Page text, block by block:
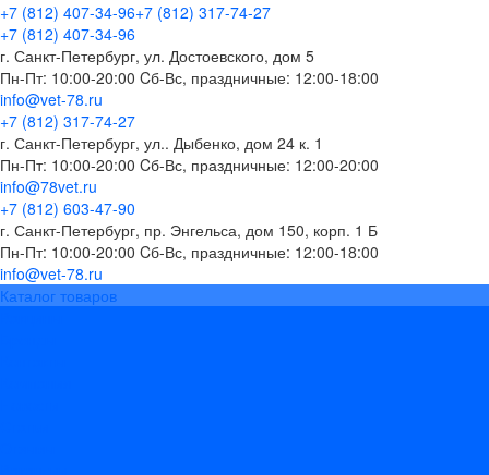
+7 (812) 407-34-96+7 (812) 317-74-27
+7 (812) 407-34-96
г. Санкт-Петербург, ул. Достоевского, дом 5
Пн-Пт: 10:00-20:00 Cб-Вс, праздничные: 12:00-18:00
info@vet-78.ru
+7 (812) 317-74-27
г. Санкт-Петербург, ул.. Дыбенко, дом 24 к. 1
Пн-Пт: 10:00-20:00 Cб-Вс, праздничные: 12:00-20:00
info@78vet.ru
+7 (812) 603-47-90
г. Санкт-Петербург, пр. Энгельса, дом 150, корп. 1 Б
Пн-Пт: 10:00-20:00 Cб-Вс, праздничные: 12:00-18:00
info@vet-78.ru
Каталог товаров